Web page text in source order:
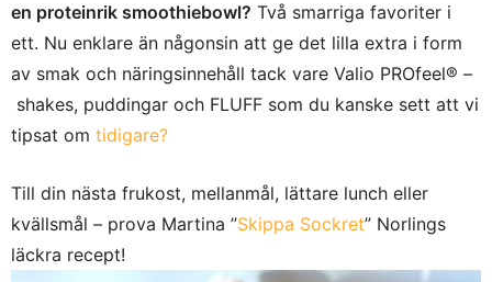
en proteinrik smoothiebowl? Två smarriga favoriter i
ett. Nu enklare än någonsin att ge det lilla extra i form
av smak och näringsinnehåll tack vare Valio PROfeel® –
shakes, puddingar och FLUFF som du kanske sett att vi
tipsat om tidigare?
Till din nästa frukost, mellanmål, lättare lunch eller
kvällsmål – prova Martina ”Skippa Sockret” Norlings
läckra recept!